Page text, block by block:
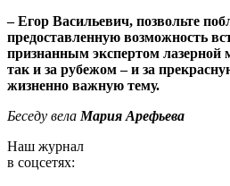
– Егор Васильевич, позвольте
предоставленную возможность
признанным экспертом лазерной
так и за рубежом– и за
жизненно важную тему.
Беседу вела Мария Арефьева
Наш журнал
в соцсетях: